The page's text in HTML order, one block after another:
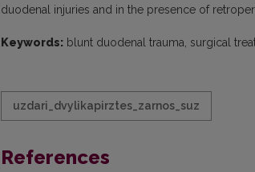
duodenal injuries and in the presence of
Keywords: blunt duodenal trauma, surgical
uzdari_dvylikapirztes_zarnos_suz
References